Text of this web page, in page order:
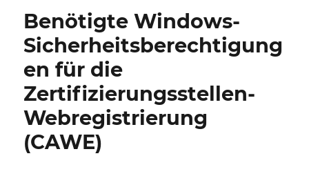
für
den
Zertifikatregistrierungs-
Webdienst
(CES)
Benötigte Windows-
Sicherheitsberechtigung
en für die
Zertifizierungsstellen-
Webregistrierung
(CAWE)